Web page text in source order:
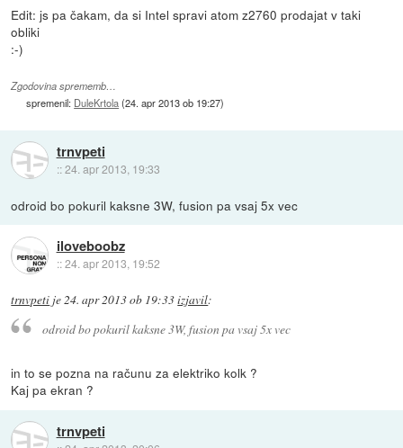
Edit: js pa čakam, da si Intel spravi atom z2760 prodajat v taki
obliki
:-)
Zgodovina sprememb…
spremenil: DuleKrtola(24. apr 2013 ob 19:27)
trnvpeti
::24. apr 2013, 19:33
odroid bo pokuril kaksne 3W, fusion pa vsaj 5x vec
iloveboobz
::24. apr 2013, 19:52
trnvpeti je24. apr 2013 ob 19:33izjavil:
odroid bo pokuril kaksne 3W, fusion pa vsaj 5x vec
in to se pozna na računu za elektriko kolk ?
Kaj pa ekran ?
trnvpeti